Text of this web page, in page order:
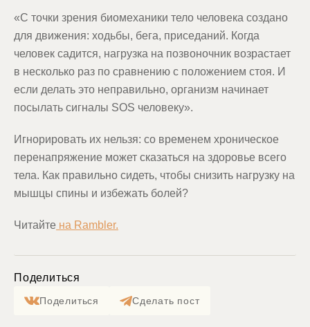
«С точки зрения биомеханики тело человека создано
для движения: ходьбы, бега, приседаний. Когда
человек садится, нагрузка на позвоночник возрастает
в несколько раз по сравнению с положением стоя. И
если делать это неправильно, организм начинает
посылать сигналы SOS человеку».
Игнорировать их нельзя: со временем хроническое
перенапряжение может сказаться на здоровье всего
тела. Как правильно сидеть, чтобы снизить нагрузку на
мышцы спины и избежать болей?
Читайте на Rambler.
Поделиться
Поделиться Сделать пост